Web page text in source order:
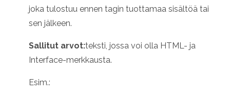
joka tulostuu ennen tagin tuottamaa sisältöä tai
sen jälkeen.
Sallitut arvot:teksti, jossa voi olla HTML- ja
Interface-merkkausta.
Esim.: